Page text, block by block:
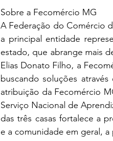
Sobre a Fecomércio MG
A Federação do Comércio
a principal entidade
estado, que abrange mais
Elias Donato Filho, a
buscando soluções
atribuição da Fecomércio
Serviço Nacional de
das três casas fortalece a
e a comunidade em geral,